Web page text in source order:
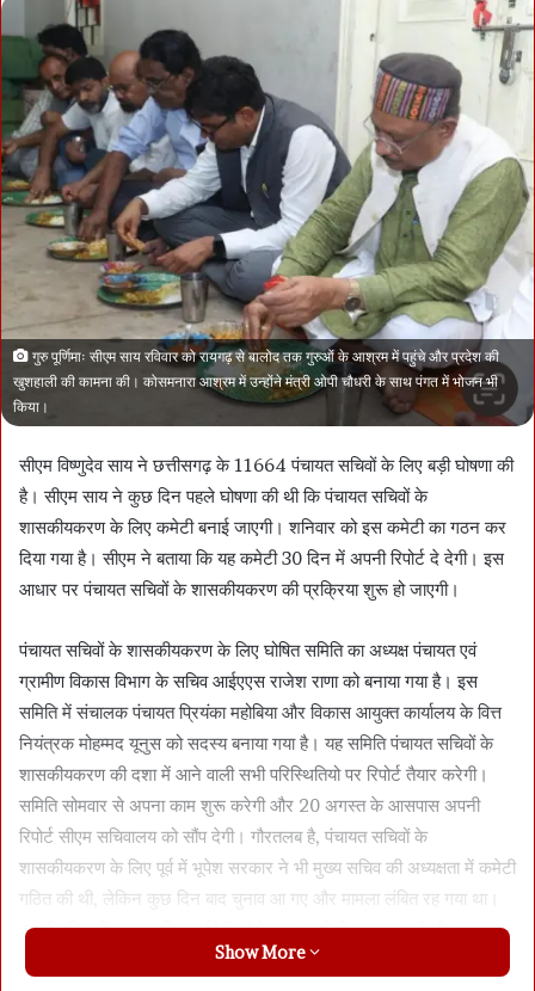
गुरु पूर्णिमाः सीएम साय रविवार को रायगढ़ से बालोद तक गुरुओं के आश्रम में पहुंचे और प्रदेश की
खुशहाली की कामना की। कोसमनारा आश्रम में उन्होंने मंत्री ओपी चौधरी के साथ पंगत में भोजन भी
किया।
सीएम विष्णुदेव साय ने छत्तीसगढ़ के 11664 पंचायत सचिवों के लिए बड़ी घोषणा की
है। सीएम साय ने कुछ दिन पहले घोषणा की थी कि पंचायत सचिवों के
शासकीयकरण के लिए कमेटी बनाई जाएगी। शनिवार को इस कमेटी का गठन कर
दिया गया है। सीएम ने बताया कि यह कमेटी 30 दिन में अपनी रिपोर्ट दे देगी। इस
आधार पर पंचायत सचिवों के शासकीयकरण की प्रक्रिया शुरू हो जाएगी।
पंचायत सचिवों के शासकीयकरण के लिए घोषित समिति का अध्यक्ष पंचायत एवं
ग्रामीण विकास विभाग के सचिव आईएएस राजेश राणा को बनाया गया है। इस
समिति में संचालक पंचायत प्रियंका महोबिया और विकास आयुक्त कार्यालय के वित्त
नियंत्रक मोहम्मद यूनुस को सदस्य बनाया गया है। यह समिति पंचायत सचिवों के
शासकीयकरण की दशा में आने वाली सभी परिस्थितियो पर रिपोर्ट तैयार करेगी।
समिति सोमवार से अपना काम शुरू करेगी और 20 अगस्त के आसपास अपनी
रिपोर्ट सीएम सचिवालय को सौंप देगी। गौरतलब है, पंचायत सचिवों के
शासकीयकरण के लिए पूर्व में भूपेश सरकार ने भी मुख्य सचिव की अध्यक्षता में कमेटी
गठित की थी, लेकिन कुछ दिन बाद चुनाव आ गए और मामला लंबित रह गया था।
हालांकि पिछली सरकार शिक्षाकर्मियों को रेगुलर करने में कामयाब रही थी।
Show More